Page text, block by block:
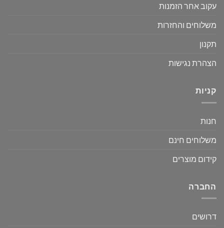
עקוב אחר הזמנות
משלוחים והחזרות
תקנון
הצהרת נגישות
קניות
חנות
משלוחים חינם
קידום מוצרים
החברה
דרושים